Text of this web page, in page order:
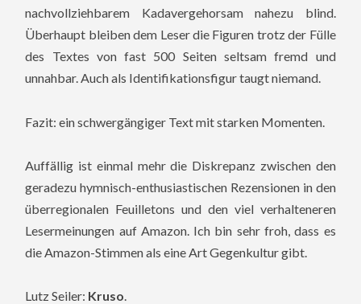
nachvollziehbarem Kadavergehorsam nahezu blind.
Überhaupt bleiben dem Leser die Figuren trotz der Fülle
des Textes von fast 500 Seiten seltsam fremd und
unnahbar. Auch als Identifikationsfigur taugt niemand.
Fazit: ein schwergängiger Text mit starken Momenten.
Auffällig ist einmal mehr die Diskrepanz zwischen den
geradezu hymnisch-enthusiastischen Rezensionen in den
überregionalen Feuilletons und den viel verhalteneren
Lesermeinungen auf Amazon. Ich bin sehr froh, dass es
die Amazon-Stimmen als eine Art Gegenkultur gibt.
Lutz Seiler: Kruso.